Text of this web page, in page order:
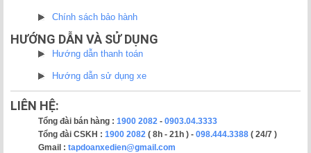
Chính sách bảo hành
HƯỚNG DẪN VÀ SỬ DỤNG
Hướng dẫn thanh toán
Hướng dẫn sử dụng xe
LIÊN HỆ:
Tổng đài bán hàng : 1900 2082 - 0903.04.3333
Tổng đài CSKH : 1900 2082 ( 8h - 21h ) - 098.444.3388 ( 24/7 )
Gmail : tapdoanxedien@gmail.com